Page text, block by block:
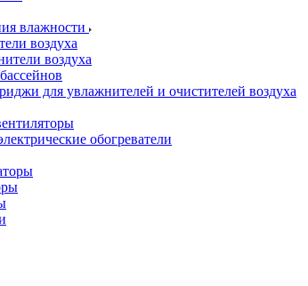
влажности
воздуха
воздуха
для увлажнителей и очистителей воздуха
обогреватели